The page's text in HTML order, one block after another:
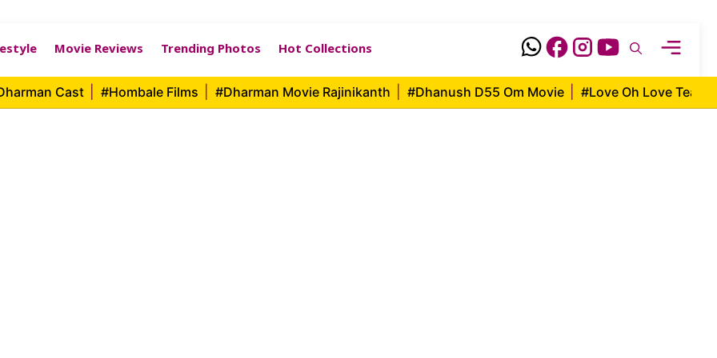
Movie Reviews Trending Photos Hot Collections
Cast #Hombale Films #Dharman Movie Rajinikanth #Dhanush D55 Om Movie #Love Oh Love